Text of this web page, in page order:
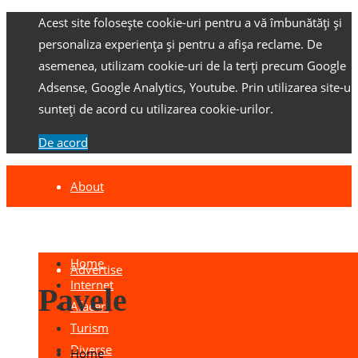
Acest site folosește cookie-uri pentru a vă îmbunătăți și
personaliza experiența și pentru a afișa reclame. De
asemenea, utilizam cookie-uri de la terți precum Google
Adsense, Google Analytics, Youtube. Prin utilizarea site-
sunteți de acord cu utilizarea cookie-urilor.
De acord
About
Advertise
Home
Internet
Afaceri
Turism
Diverse
Pavele
Home